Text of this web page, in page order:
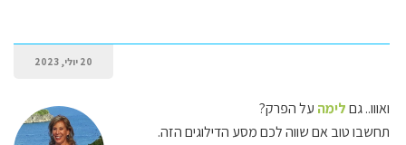
20 יולי, 2023
ואווו.. גםלימה על הפרק?
תחשבו טוב אם שווה לכם מסע הדילוגים הזה.